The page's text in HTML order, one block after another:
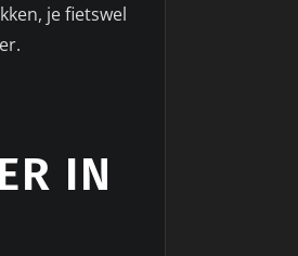
je fietswel
IN